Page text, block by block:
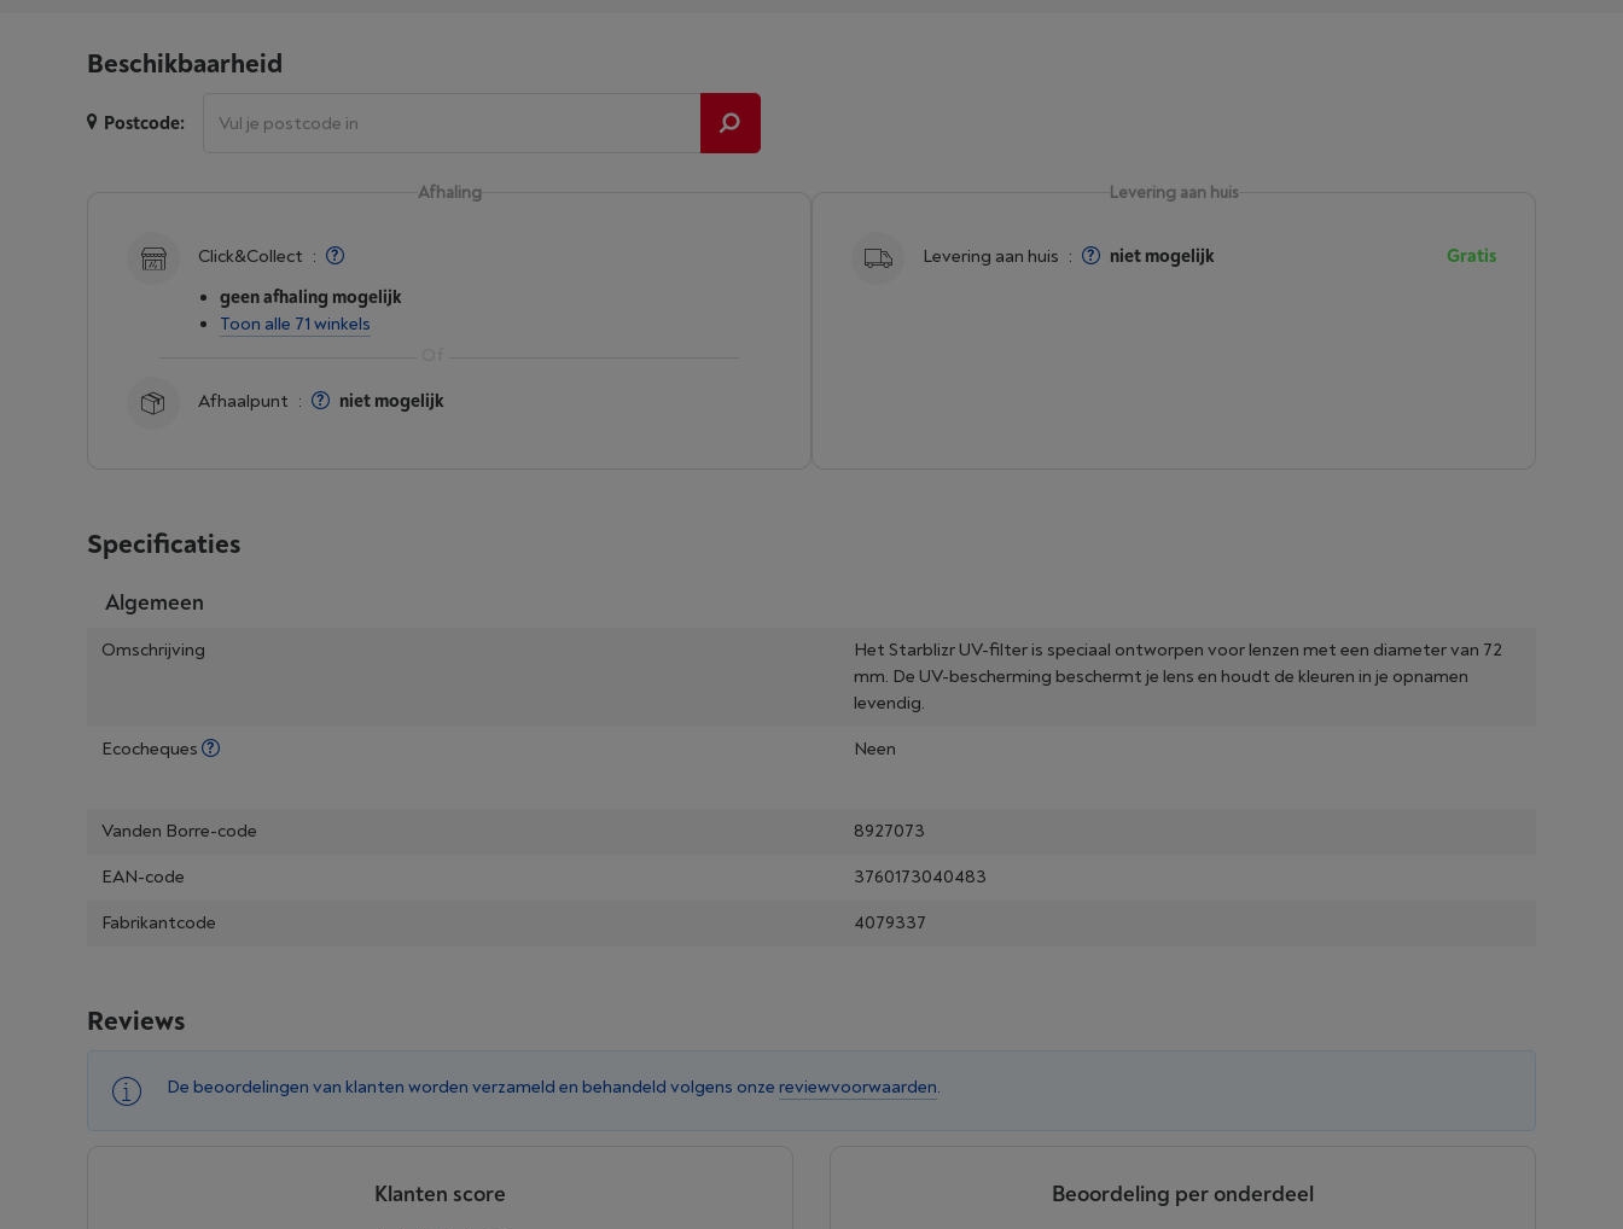
Beschikbaarheid
Postcode:
Levering aan huis
Levering aan huis : niet mogelijk Gratis
Afhaling
Click&Collect :
geen afhaling mogelijk
Toon alle 71 winkels
Afhaalpunt : niet mogelijk
Specificaties
Algemeen
Omschrijving
Het Starblizr UV-filter is speciaal ontworpen voor lenzen met een diameter van 72
mm. De UV-bescherming beschermt je lens en houdt de kleuren in je opnamen
levendig.
Ecocheques
Neen
Vanden Borre-code
8927073
EAN-code
3760173040483
Fabrikantcode
4079337
Reviews
De beoordelingen van klanten worden verzameld en behandeld volgens onze reviewvoorwaarden.
Klanten score Beoordeling per onderdeel